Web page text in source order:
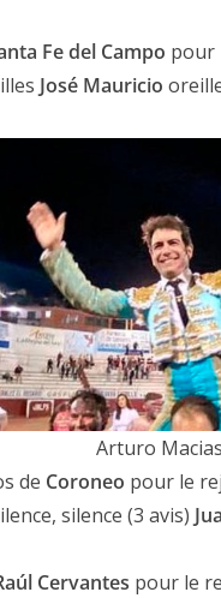
Fe del Campo pour
José Mauricio
Arturo Macias
de Coroneo pour le
silence (3 avis)
Cervantes pour le